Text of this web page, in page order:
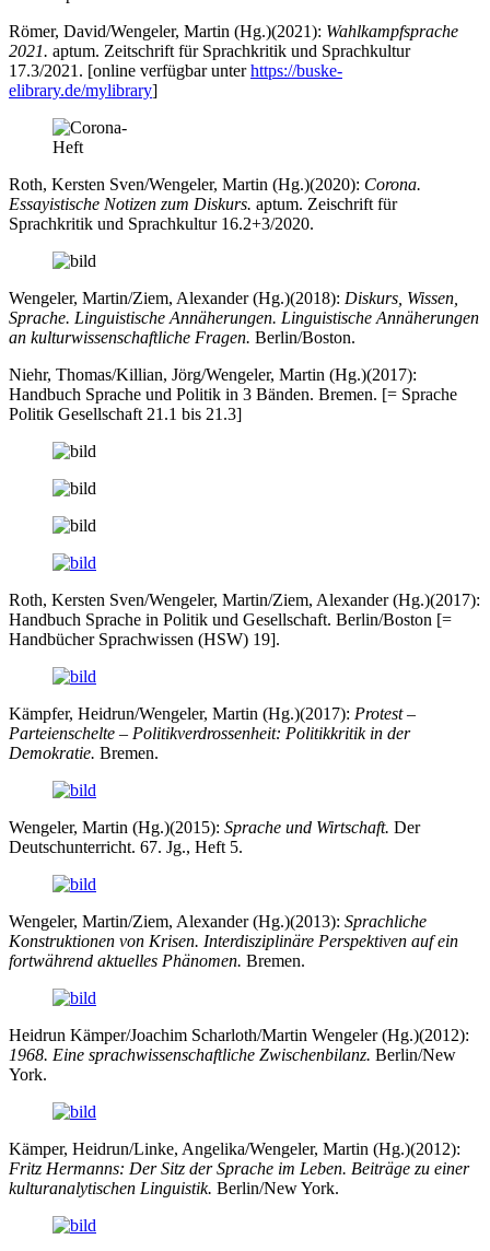
Römer, David/Wengeler, Martin (Hg.)(2021): Wahlkampfsprache
2021. aptum. Zeitschrift für Sprachkritik und Sprachkultur
17.3/2021. [online verfügbar unterhttps://buske-
elibrary.de/mylibrary]
Roth, Kersten Sven/Wengeler, Martin (Hg.)(2020): Corona.
Essayistische Notizen zum Diskurs. aptum. Zeischrift für
Sprachkritik und Sprachkultur 16.2+3/2020.
Wengeler, Martin/Ziem, Alexander (Hg.)(2018): Diskurs, Wissen,
Sprache. Linguistische Annäherungen. Linguistische Annäherungen
an kulturwissenschaftliche Fragen. Berlin/Boston.
Niehr, Thomas/Killian, Jörg/Wengeler, Martin (Hg.)(2017):
Handbuch Sprache und Politik in 3 Bänden. Bremen. [= Sprache
Politik Gesellschaft 21.1 bis 21.3]
Roth, Kersten Sven/Wengeler, Martin/Ziem, Alexander (Hg.)(2017):
Handbuch Sprache in Politik und Gesellschaft. Berlin/Boston [=
Handbücher Sprachwissen (HSW) 19].
Kämpfer, Heidrun/Wengeler, Martin (Hg.)(2017): Protest –
Parteienschelte – Politikverdrossenheit: Politikkritik in der
Demokratie. Bremen.
Wengeler, Martin (Hg.)(2015): Sprache und Wirtschaft. Der
Deutschunterricht. 67. Jg., Heft 5.
Wengeler, Martin/Ziem, Alexander (Hg.)(2013): Sprachliche
Konstruktionen von Krisen. Interdisziplinäre Perspektiven auf ein
fortwährend aktuelles Phänomen. Bremen.
Heidrun Kämper/Joachim Scharloth/Martin Wengeler (Hg.)(2012):
1968. Eine sprachwissenschaftliche Zwischenbilanz. Berlin/New
York.
Kämper, Heidrun/Linke, Angelika/Wengeler, Martin (Hg.)(2012):
Fritz Hermanns: Der Sitz der Sprache im Leben. Beiträge zu einer
kulturanalytischen Linguistik. Berlin/New York.